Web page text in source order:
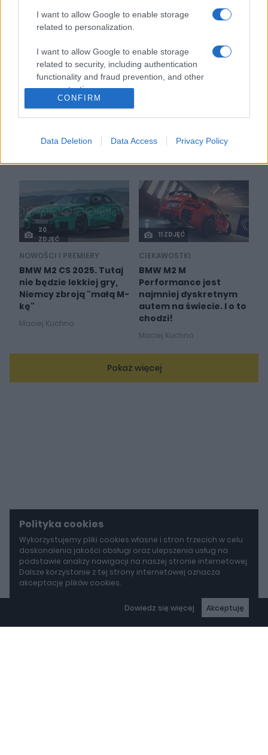
I want to allow Google to enable storage
related to personalization.
I want to allow Google to enable storage
related to security, including authentication
functionality and fraud prevention, and other
user protection.
CONFIRM
Data Deletion Data Access Privacy Policy
32 ZDJĘĆ
BMW M2 2023 - TEST.
Dosłownie i w przenośni
19 ZDJĘĆ
tym kierunku
20
ZDJĘĆ
NOWOŚCI I PREMIERY
BMW M2 CS 2025. Tutaj
nie będzie lekkiej gry,
Niemcy zbroją "małą M-
kę"
Maciej Kuchno
11 ZDJĘĆ
CIEKAWOSTKI
BMW M2 M
Performance jest
najmniej dyskretnym
autem na świecie. I o to
chodzi!
Maciej Kuchno
Pokaż więcej
Polityka cookies
Wykorzystujemy pliki cookies własne i stron trzecich w celu
doskonalenia jakości obsługi oraz ulepszenia usług na
podstawie analizy nawigacji na naszej stronie internetowej.
Dalsze korzystanie z tej strony internetowej oznacza
akceptację plików cookies.
Dowiedz się więcej Akceptuję